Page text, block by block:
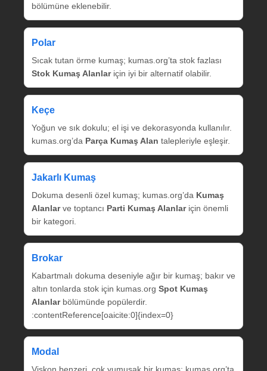
bölümüne eklenebilir.
Polar
Sıcak tutan örme kumaş; kumas.org’ta stok fazlası
Stok Kumaş Alanlariçin iyi bir alternatif olabilir.
Keçe
Yoğun ve sık dokulu; el işi ve dekorasyonda kullanılır.
kumas.org’da Parça Kumaş Alan talepleriyle eşleşir.
Jakarlı Kumaş
Dokuma desenli özel kumaş; kumas.org’da Kumaş
Alanlarve toptancı Parti Kumaş Alanlariçin önemli
bir kategori.
Brokar
Kabartmalı dokuma deseniyle ağır bir kumaş; bakır ve
altın tonlarda stok için kumas.org Spot Kumaş
Alanlarbölümünde popülerdir.
:contentReference[oaicite:0]{index=0}
Modal